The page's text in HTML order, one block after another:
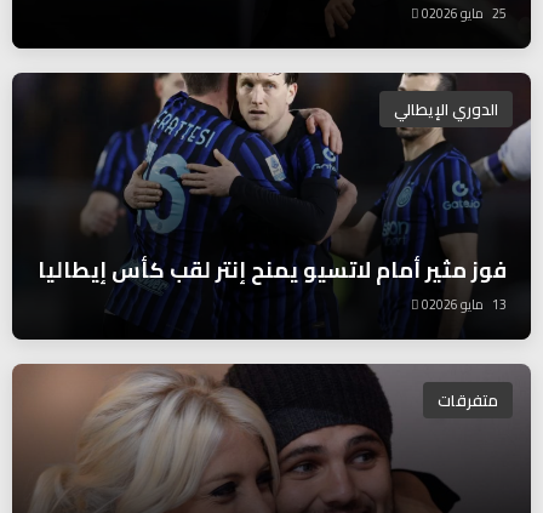
25 مايو 2026 0
الدوري الإيطالي
فوز مثير أمام لاتسيو يمنح إنتر لقب كأس إيطاليا
13 مايو 2026 0
متفرقات